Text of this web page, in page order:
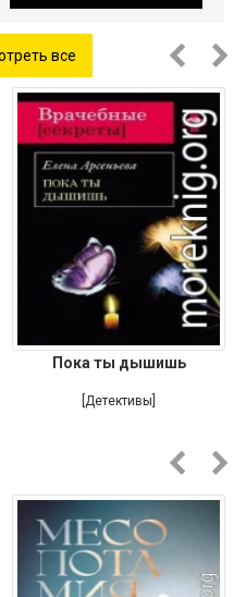
все
Пока ты дышишь
[Детективы]